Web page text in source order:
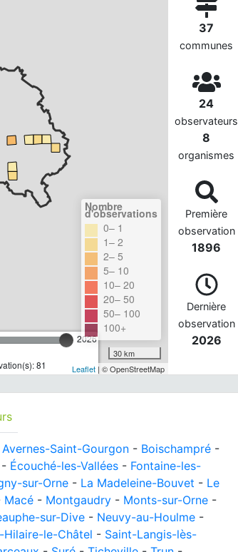
2026
81
Nombre
d'observations
0– 1
1– 2
2– 5
5– 10
10– 20
20– 50
50– 100
100+
30 km
Leaflet| © OpenStreetMap
37
communes
24
observateurs
8
organismes
Première
observation
1896
Dernière
observation
2026
Avernes-Saint-Gourgon - Boischampré -
Écouché-les-Vallées - Fontaine-les-
sur-Orne - La Madeleine-Bouvet - Le
Macé - Montgaudry - Monts-sur-Orne -
sur-Dive - Neuvy-au-Houlme -
Hilaire-le-Châtel - Saint-Langis-lès-